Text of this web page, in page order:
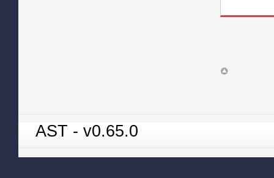
AST - v0.65.0